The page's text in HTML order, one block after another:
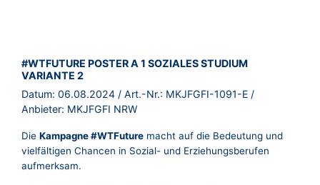
BROSCHÜRE:
#WTFUTURE POSTER A 1 SOZIALES STUDIUM
VARIANTE 2
Datum: 06.08.2024 / Art.-Nr.: MKJFGFI-1091-E /
Anbieter: MKJFGFI NRW
Die Kampagne #WTFuture macht auf die Bedeutung und
vielfältigen Chancen in Sozial- und Erziehungsberufen
aufmerksam.